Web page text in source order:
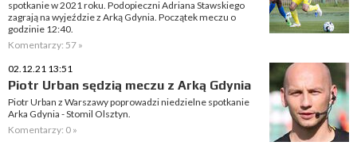
spotkanie w 2021 roku. Podopieczni Adriana Stawskiego
zagrają na wyjeździe z Arką Gdynia. Początek meczu o
godzinie 12:40.
Komentarzy: 57 »
02.12.21 13:51
Piotr Urban sędzią meczu z Arką Gdynia
Piotr Urban z Warszawy poprowadzi niedzielne spotkanie
Arka Gdynia - Stomil Olsztyn.
Komentarzy: 0 »